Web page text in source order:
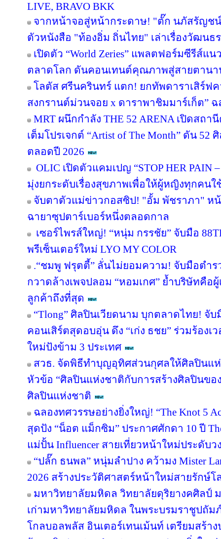
LIVE, BRAVO BKK
จากหน้าจอสู่หน้ากระดาษ! "ตั๊ก นภัสรัญช
ตัวหนังสือ "ท้องอิ่ม ถิ่นไทย" เล่าเรื่องวัฒนธ
เปิดตัว “World Zeries” แพลตฟอร์มซีรีส์
ตลาดโลก ดันคอนเทนต์คุณภาพสู่สายตาน
โลตัส ศรีนครินทร์ แตก! ยกทัพดาราเสิร์ฟค
สงกรานต์ม่วนจอย x ดาราพาชิมมาร์เก็ต”
MRT ผนึกกำลัง THE 52 ARENA เปิดสถ
เต็มโปรเจกต์ “Artist of The Month” ดัน 52
ตลอดปี 2026
OLIC เปิดตัวแคมเปญ “STOP HER PAIN
มุ่งยกระดับเรื่องสุขภาพเพื่อให้ผู้หญิงทุกคน
จับตาตัวแม่ข่าวกอสซิป! "อั้ม พัชราภา" หน้
ฉายาซุปตาร์เบอร์หนึ่งตลอดกาล
เซอร์ไพรส์ใหญ่! “หนุ่ม กรรชัย” จับมือ
พรีเซ็นเตอร์ใหม่ LYO MY COLOR
.“ชมพู ฟรุตตี้” ลั่นไม่ยอมความ! จับมือตำร
กวาดล้างเพจปลอม “หอมเกศ” ย้ำบริษัทคือ
ลูกค้าถึงที่สุด
“Tlong” ศิลปินเวียดนาม บุกตลาดไทย! จั
คอนเสิร์ตสุดอบอุ่น ดึง “เก่ง ธชย” ร่วมร้องเ
ใหม่ปังข้าม 3 ประเทศ
สวธ. จัดพิธีทำบุญอุทิศส่วนกุศลให้ศิลปินแ
หัวข้อ “ศิลปินแห่งชาติกับการสร้างศิลปินขอ
ศิลปินแห่งชาติ
ฉลองทศวรรษอย่างยิ่งใหญ่! “The Knot 5
สุดปัง “น็อต แม็กซิม” ประกาศศักดา 10 ปี
แม่ปั้น Influencer สายเที่ยวหน้าใหม่ประดับว
“ปลั๊ก ธนพล” หนุ่มลำปาง คว้ามง Mister
2026 สร้างประวัติศาสตร์หน้าใหม่สายรักษ์โ
มหาวิทยาลัยมหิดล วิทยาลัยดุริยางคศิลป์
เก่ามหาวิทยาลัยมหิดล ในพระบรมราชูปถัม
โกลบอลพลัส อินเตอร์เทนเม้นท์ เตรียมสร้า